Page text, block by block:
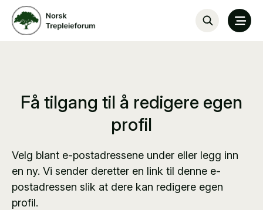
Få tilgang til å redigere egen
profil
Velg blant e-postadressene under eller legg inn
en ny. Vi sender deretter en link til denne e-
postadressen slik at dere kan redigere egen
profil.